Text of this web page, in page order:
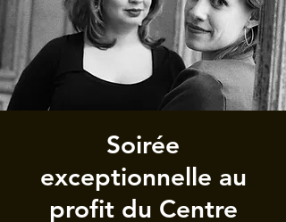
Soirée
exceptionnelle au
profit du Centre